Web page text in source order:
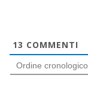
13 COMMENTI
Ordine cronologico